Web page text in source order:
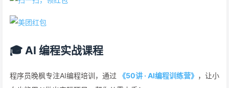
🎓 AI 编程实战课程
程序员晚枫专注AI编程培训，通过 《50讲 · AI编程训练营》 ，让小